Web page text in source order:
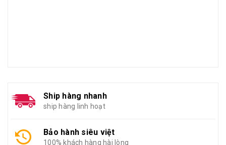
Ship hàng nhanh
ship hàng linh hoạt
Bảo hành siêu việt
100% khách hàng hài lòng